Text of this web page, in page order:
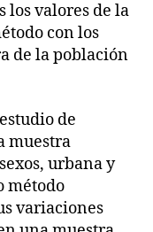
los valores de la
con los
de la población
de
muestra
urbana y
método
variaciones